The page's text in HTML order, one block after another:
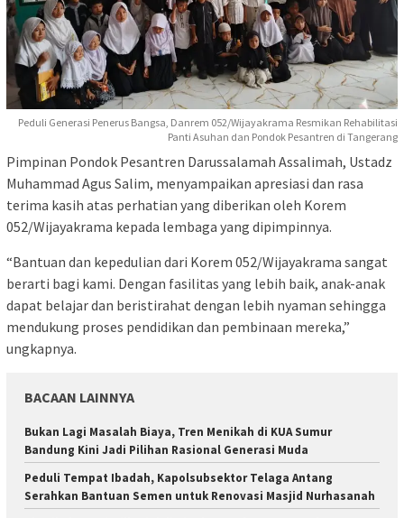
Peduli Generasi Penerus Bangsa, Danrem 052/Wijayakrama Resmikan Rehabilitasi
Panti Asuhan dan Pondok Pesantren di Tangerang
Pimpinan Pondok Pesantren Darussalamah Assalimah, Ustadz
Muhammad Agus Salim, menyampaikan apresiasi dan rasa
terima kasih atas perhatian yang diberikan oleh Korem
052/Wijayakrama kepada lembaga yang dipimpinnya.
“Bantuan dan kepedulian dari Korem 052/Wijayakrama sangat
berarti bagi kami. Dengan fasilitas yang lebih baik, anak-anak
dapat belajar dan beristirahat dengan lebih nyaman sehingga
mendukung proses pendidikan dan pembinaan mereka,”
ungkapnya.
BACAAN LAINNYA
Bukan Lagi Masalah Biaya, Tren Menikah di KUA Sumur
Bandung Kini Jadi Pilihan Rasional Generasi Muda
Peduli Tempat Ibadah, Kapolsubsektor Telaga Antang
Serahkan Bantuan Semen untuk Renovasi Masjid Nurhasanah